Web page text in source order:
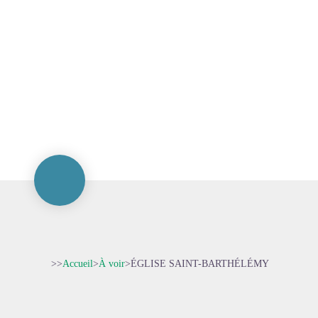
>>Accueil>À voir>ÉGLISE SAINT-BARTHÉLÉMY